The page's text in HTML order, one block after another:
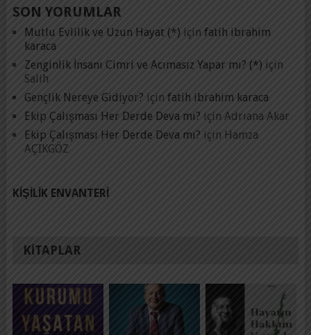
SON YORUMLAR
Mutlu Evlilik ve Uzun Hayat (*) için fatih ibrahim
karaca
Zenginlik İnsanı Cimri ve Acımasız Yapar mı? (*) için
Salih
Gençlik Nereye Gidiyor? için fatih ibrahim karaca
Ekip Çalışması Her Derde Deva mı? için Adrıana Akar
Ekip Çalışması Her Derde Deva mı? için Hamza
AÇIKGÖZ
KIŞILIK ENVANTERI
KITAPLAR